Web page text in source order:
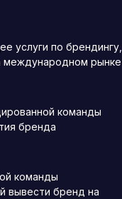
услуги по брендингу,
международном рынке
команды
бренда
команды
вывести бренд на